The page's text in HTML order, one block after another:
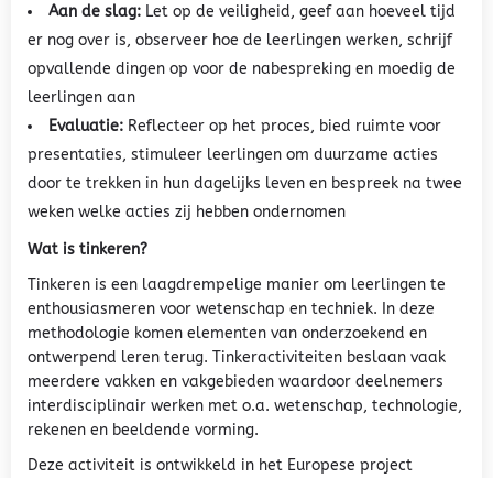
Aan de slag: Let op de veiligheid, geef aan hoeveel tijd
er nog over is, observeer hoe de leerlingen werken, schrijf
opvallende dingen op voor de nabespreking en moedig de
leerlingen aan
Evaluatie: Reflecteer op het proces, bied ruimte voor
presentaties, stimuleer leerlingen om duurzame acties
door te trekken in hun dagelijks leven en bespreek na twee
weken welke acties zij hebben ondernomen
Wat is tinkeren?
Tinkeren is een laagdrempelige manier om leerlingen te
enthousiasmeren voor wetenschap en techniek. In deze
methodologie komen elementen van onderzoekend en
ontwerpend leren terug. Tinkeractiviteiten beslaan vaak
meerdere vakken en vakgebieden waardoor deelnemers
interdisciplinair werken met o.a. wetenschap, technologie,
rekenen en beeldende vorming.
Deze activiteit is ontwikkeld in het Europese project